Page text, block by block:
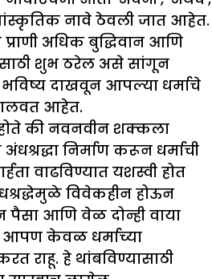
सांस्कृतिक नावे ठेवली जात आहेत.
प्राणी अधिक बुद्धिवान आणि
शुभ ठरेल असे सांगून
दाखवून आपल्या धर्माचे
आहेत.
होते की नवनवीन शक्कला
निर्माण करून धर्माची
वाढविण्यात यशस्वी होत
विवेकहीन होऊन
आणि वेळ दोन्ही वाया
केवळ धर्माच्या
राहू. हे थांबविण्यासाठी